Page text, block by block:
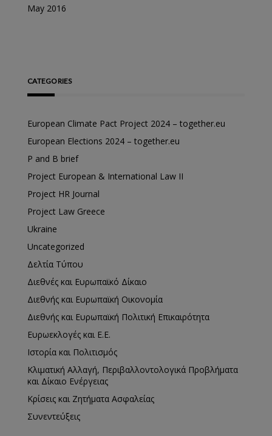
May 2016
CATEGORIES
European Climate Pact Project 2024 – together.eu
European Elections 2024 – together.eu
P and B brief
Project European & International Law II
Project HR Journal
Project Law Greece
Ukraine
Uncategorized
Δελτία Τύπου
Διεθνές και Ευρωπαϊκό Δίκαιο
Διεθνής και Ευρωπαϊκή Οικονομία
Διεθνής και Ευρωπαϊκή Πολιτική Επικαιρότητα
Ευρωεκλογές και Ε.Ε.
Ιστορία και Πολιτισμός
Κλιματική Αλλαγή, Περιβαλλοντολογικά Προβλήματα
και Δίκαιο Ενέργειας
Κρίσεις και Ζητήματα Ασφαλείας
Συνεντεύξεις